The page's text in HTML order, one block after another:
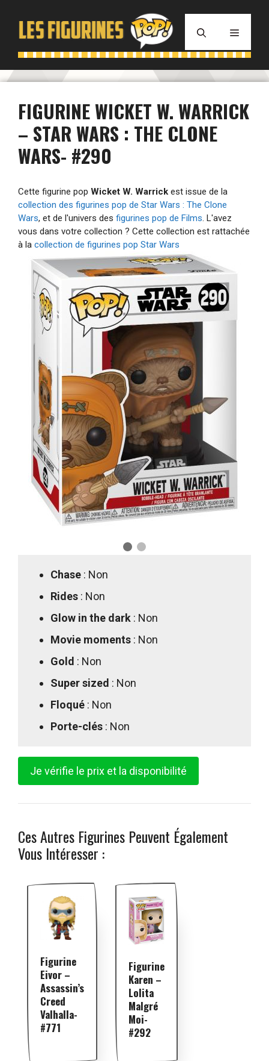
contenu
MENU
FIGURINE WICKET W. WARRICK
– STAR WARS : THE CLONE
WARS- #290
Cette figurine pop Wicket W. Warrick est issue de la
collection des figurines pop de Star Wars : The Clone
Wars, et de l'univers des figurines pop de Films. L'avez
vous dans votre collection ? Cette collection est rattachée
à la collection de figurines pop Star Wars
Chase : Non
Rides : Non
Glow in the dark : Non
Movie moments : Non
Gold : Non
Super sized : Non
Floqué : Non
Porte-clés : Non
Je vérifie le prix et la disponibilité
Ces Autres Figurines Peuvent Également
Vous Intéresser :
Figurine
Eivor –
Assassin’s
Creed
Valhalla-
#771
Figurine
Karen –
Lolita
Malgré
Moi-
#292